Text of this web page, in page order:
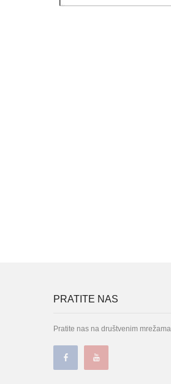
PRATITE NAS
Pratite nas na društvenim mrežama